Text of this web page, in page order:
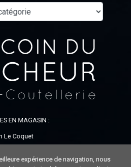
EN MAGASIN :
Le Coquet
12h30 / 14h-19h
expérience de navigation, nous